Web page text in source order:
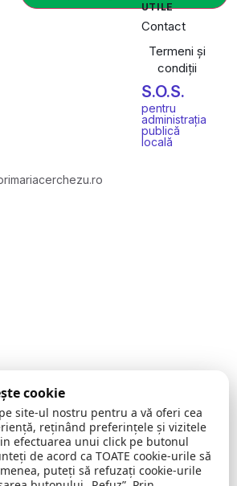
UTILE
Contact
Termeni și
condiții
S.O.S.
pentru
administrația
publică
locală
cookie
site-ul nostru pentru a vă oferi cea
reținând preferințele și vizitele
efectuarea unui click pe butonul
de acord ca TOATE cookie-urile să
puteți să refuzați cookie-urile